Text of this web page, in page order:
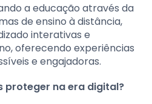
a educação através da
de ensino à distância,
interativas e
oferecendo experiências
e engajadoras.
proteger na era digital?